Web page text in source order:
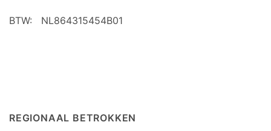
BTW: NL864315454B01
REGIONAAL BETROKKEN